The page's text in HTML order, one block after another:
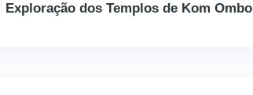
dos Templos de Kom Ombo